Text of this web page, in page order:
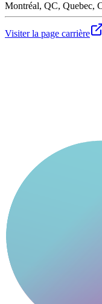
Montréal, QC, Quebec,
Visiter la page carrière